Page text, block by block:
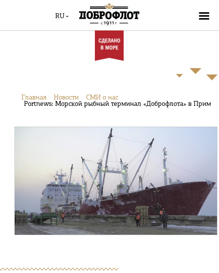
RU
Главная Новости
СМИ о нас
Portnews: Морской рыбный терминал «Доброфлота» в